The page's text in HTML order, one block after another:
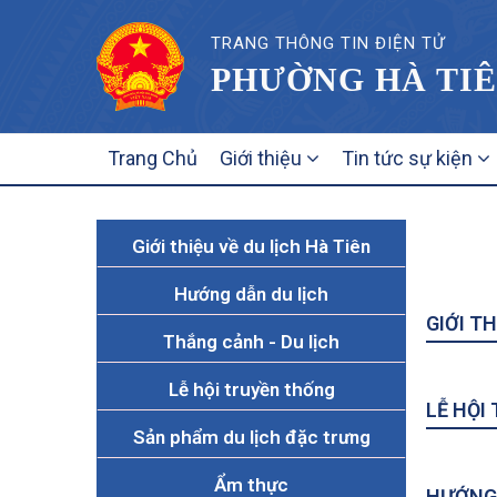
TRANG THÔNG TIN ĐIỆN TỬ
PHƯỜNG HÀ
NAVIGATION
Trang Chủ Giới thiệu Tin tức sự kiện
Giới thiệu về du lịch Hà Tiên
Hướng dẫn du lịch
Thắng cảnh - Du lịch
Lễ hội truyền thống
Sản phẩm du lịch đặc trưng
Ẩm thực
GIỚI
LỄ HỘI